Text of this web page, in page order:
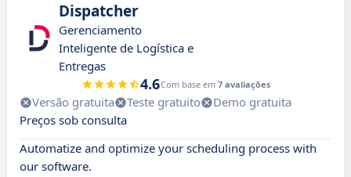
Dispatcher
Gerenciamento
Inteligente de Logística e
Entregas
4.6Com base em 7 avaliações
Versão gratuita Teste gratuito
Demo gratuita
Preços sob consulta
Automatize and optimize your scheduling process with
our software.